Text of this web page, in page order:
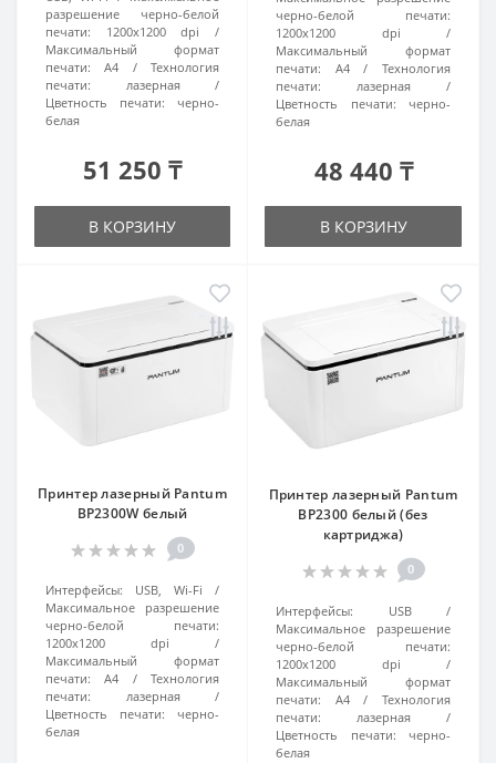
разрешение черно-белой
печати:
1200x1200 dpi
Максимальный формат
печати:
A4
Технология
печати:
лазерная
Цветность печати:
черно-
белая
51 250 ₸
В КОРЗИНУ
черно-белой печати:
1200x1200 dpi
Максимальный формат
печати:
A4
Технология
печати:
лазерная
Цветность печати:
черно-
белая
48 440 ₸
В КОРЗИНУ
Принтер лазерный Pantum
BP2300W белый
0
Интерфейсы:
USB, Wi-Fi
Максимальное разрешение
черно-белой печати:
1200x1200 dpi
Максимальный формат
печати:
A4
Технология
печати:
лазерная
Цветность печати:
черно-
белая
Принтер лазерный Pantum
BP2300 белый (без
картриджа)
0
Интерфейсы:
USB
Максимальное разрешение
черно-белой печати:
1200x1200 dpi
Максимальный формат
печати:
A4
Технология
печати:
лазерная
Цветность печати:
черно-
белая